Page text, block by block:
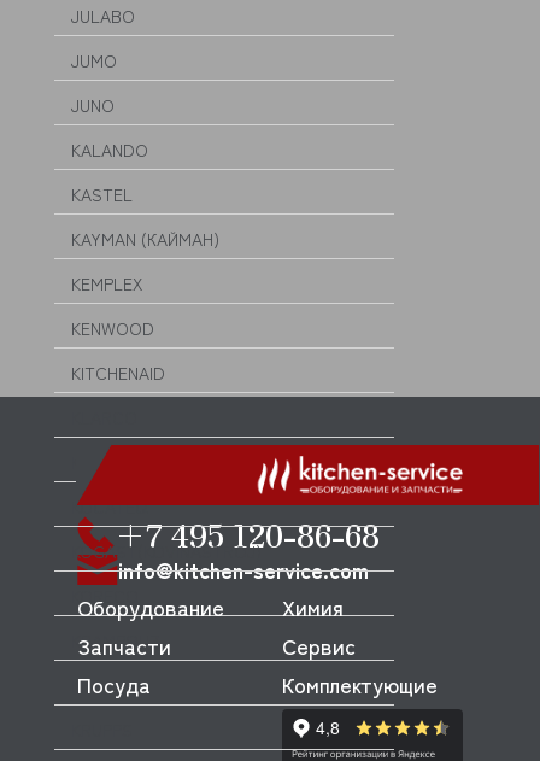
JULABO
JUMO
JUNO
KALANDO
KASTEL
KAYMAN (КАЙМАН)
KEMPLEX
KENWOOD
KITCHENAID
KLEMOR
KOCATEQ
KOGAST(KOVINASTROJ)
KORECO
KRAMPOUZ
KROMO
+7 495 120-86-68
info@kitchen-service.com
Оборудование
Запчасти
Посуда
Химия
Сервис
Комплектующие